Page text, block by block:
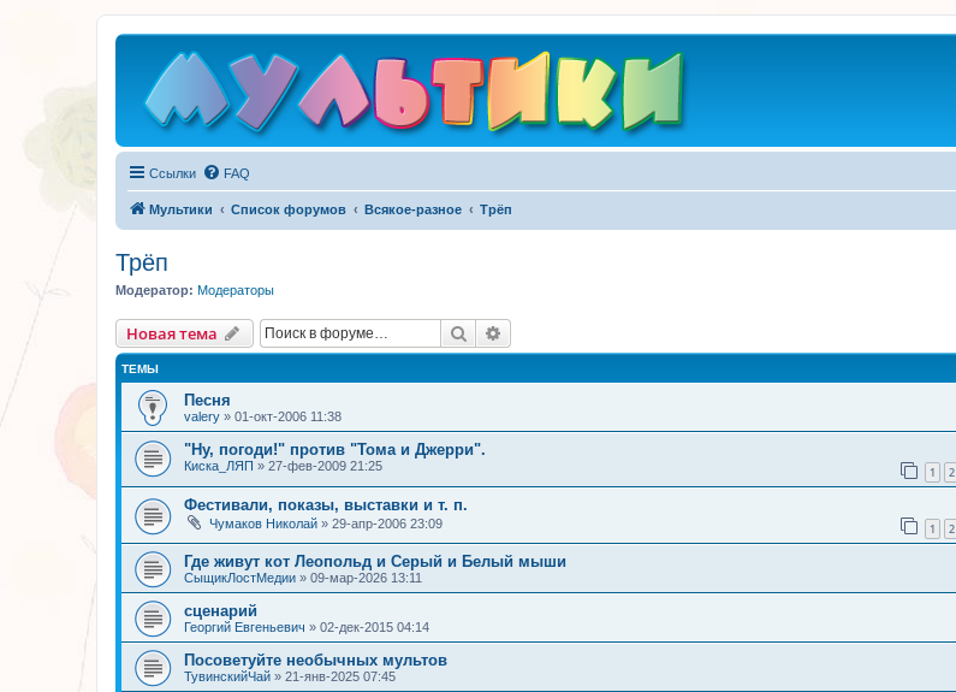
Ссылки FAQ
Мультики Список форумов Всякое-разное Трёп
Трёп
Модератор: Модераторы
Новая тема Поиск
ТЕМЫ
Песня
valery » 01-окт-2006 11:38
"Ну, погоди!" против "Тома и Джерри".
Киска_ЛЯП » 27-фев-2009 21:25 1 2
Фестивали, показы, выставки и т. п.
Чумаков Николай » 29-апр-2006 23:09 1 2
Где живут кот Леопольд и Серый и Белый мыши
СыщикЛостМедии » 09-мар-2026 13:11
сценарий
Георгий Евгеньевич » 02-дек-2015 04:14
Посоветуйте необычных мультов
ТувинскийЧай » 21-янв-2025 07:45